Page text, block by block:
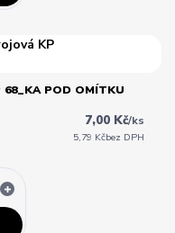
68_KA POD OMÍTKU
7,00 Kč/ks
5,79 Kčbez DPH